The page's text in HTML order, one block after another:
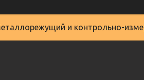
и контрольно-